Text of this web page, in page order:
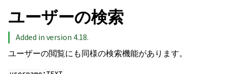
ユーザーの検索
Added in version 4.18.
ユーザーの閲覧にも同様の検索機能があります。